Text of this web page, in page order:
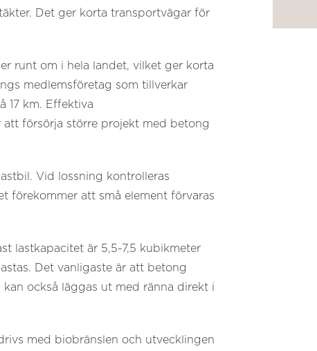
Det ger korta transportvägar för
runt om i hela landet, vilket ger korta
medlemsföretag som tillverkar
17 km. Effektiva
försörja större projekt med betong
Vid lossning kontrolleras
förekommer att små element förvaras
lastkapacitet är 5,5-7,5 kubikmeter
Det vanligaste är att betong
också läggas ut med ränna direkt i
med biobränslen och utvecklingen